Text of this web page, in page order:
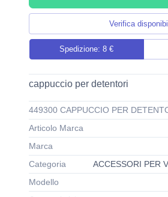
Verifica
Spedizione: 8 €
cappuccio per detentori
449300 CAPPUCCIO PER
Articolo Marca
Marca
Categoria
ACCESSORI PER
Modello